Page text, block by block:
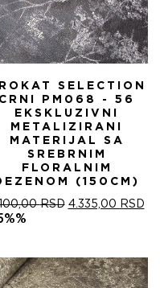
SELECTION
CRNI PM068 - 56
EKSKLUZIVNI
METALIZIRANI
MATERIJAL SA
SREBRNIM
FLORALNIM
(150CM)
RSD ОРИГИНАЛНА
5.100,00 RSD.
4.335,00 RSD